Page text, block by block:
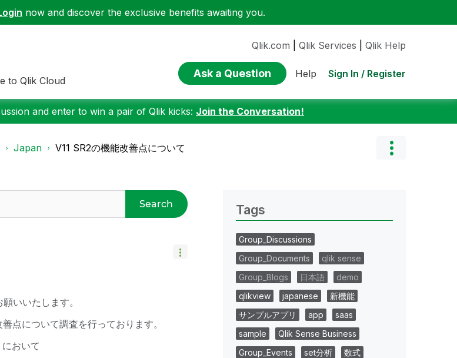
now and discover the exclusive benefits awaiting you.
to Qlik Cloud
Qlik.com Qlik Services Qlik Help
Ask a Question Help Sign In / Register
and enter to win a pair of Qlik kicks: Join the Conversation!
Japan V11 SR2の機能改善点について
Search
いいたします。
点について調査を行っております。
おいて
Tags
Group_Discussions
Group_Documents
qlik sense
Group_Blogs
日本語
demo
qlikview
japanese
新機能
サンプルアプリ
app
saas
sample
Qlik Sense Business
Group_Events
set分析
数式